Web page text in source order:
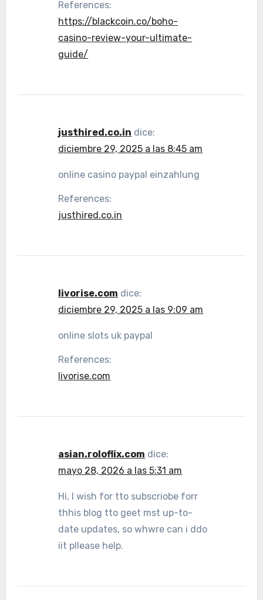
References:
https://blackcoin.co/boho-
casino-review-your-ultimate-
guide/
justhired.co.in dice:
diciembre 29, 2025 a las 8:45 am
online casino paypal einzahlung
References:
justhired.co.in
livorise.com dice:
diciembre 29, 2025 a las 9:09 am
online slots uk paypal
References:
livorise.com
asian.roloflix.com dice:
mayo 28, 2026 a las 5:31 am
Hi, I wish for tto subscriobe forr
thhis blog tto geet mst up-to-
date updates, so whwre can i ddo
iit pllease help.